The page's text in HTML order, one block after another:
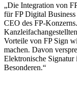
„Die Integration von
für FP Digital
CEO des FP-
Vorteile von FP Sign
machen. Davon
Elektronische
Besonderen.“